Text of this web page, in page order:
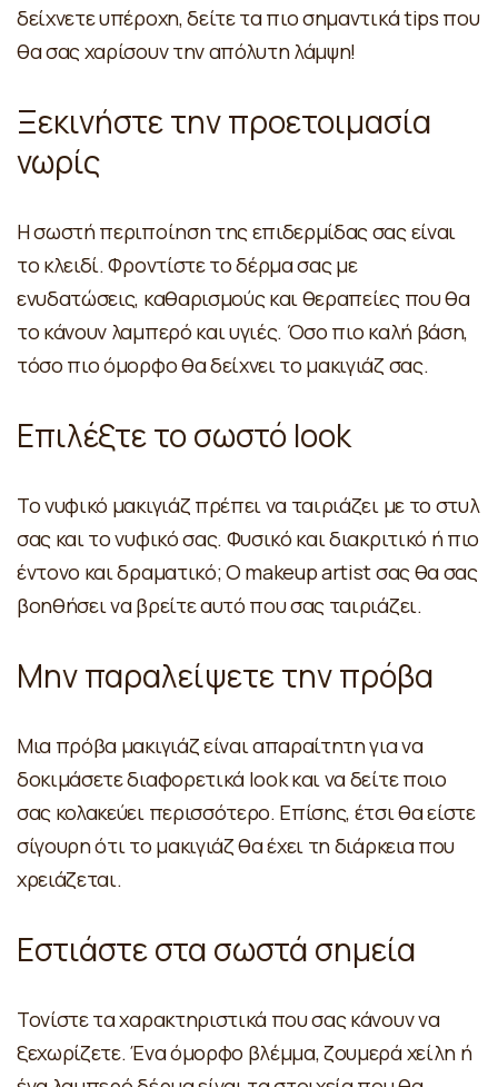
δείχνετε υπέροχη, δείτε τα πιο σημαντικά tips που
θα σας χαρίσουν την απόλυτη λάμψη!
Ξεκινήστε την προετοιμασία
νωρίς
Η σωστή περιποίηση της επιδερμίδας σας είναι
το κλειδί. Φροντίστε το δέρμα σας με
ενυδατώσεις, καθαρισμούς και θεραπείες που θα
το κάνουν λαμπερό και υγιές. Όσο πιο καλή βάση,
τόσο πιο όμορφο θα δείχνει το μακιγιάζ σας.
Επιλέξτε το σωστό look
Το νυφικό μακιγιάζ πρέπει να ταιριάζει με το στυλ
σας και το νυφικό σας. Φυσικό και διακριτικό ή πιο
έντονο και δραματικό; Ο makeup artist σας θα σας
βοηθήσει να βρείτε αυτό που σας ταιριάζει.
Μην παραλείψετε την πρόβα
Μια πρόβα μακιγιάζ είναι απαραίτητη για να
δοκιμάσετε διαφορετικά look και να δείτε ποιο
σας κολακεύει περισσότερο. Επίσης, έτσι θα είστε
σίγουρη ότι το μακιγιάζ θα έχει τη διάρκεια που
χρειάζεται.
Εστιάστε στα σωστά σημεία
Τονίστε τα χαρακτηριστικά που σας κάνουν να
ξεχωρίζετε. Ένα όμορφο βλέμμα, ζουμερά χείλη ή